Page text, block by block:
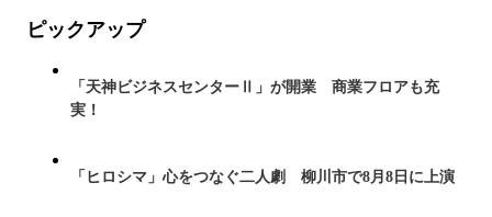
ピックアップ
「天神ビジネスセンターⅡ」が開業 商業フロアも充
実！
「ヒロシマ」心をつなぐ二人劇 柳川市で8月8日に上演